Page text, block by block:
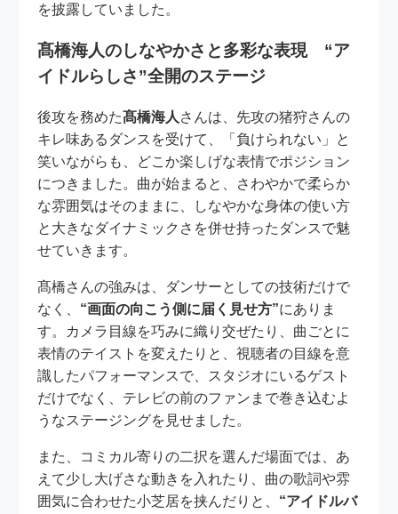
を披露していました。
髙橋海人のしなやかさと多彩な表現 “ア
イドルらしさ”全開のステージ
後攻を務めた髙橋海人 さんは、先攻の猪狩さんの
キレ味あるダンスを受けて、「負けられない」と
笑いながらも、どこか楽しげな表情でポジション
につきました。曲が始まると、さわやかで柔らか
な雰囲気はそのままに、しなやかな身体の使い方
と大きなダイナミックさを併せ持ったダンスで魅
せていきます。
髙橋さんの強みは、ダンサーとしての技術だけで
なく、 “画面の向こう側に届く見せ方”にありま
す。カメラ目線を巧みに織り交ぜたり、曲ごとに
表情のテイストを変えたりと、視聴者の目線を意
識したパフォーマンスで、スタジオにいるゲスト
だけでなく、テレビの前のファンまで巻き込むよ
うなステージングを見せました。
また、コミカル寄りの二択を選んだ場面では、あ
えて少し大げさな動きを入れたり、曲の歌詞や雰
囲気に合わせた小芝居を挟んだりと、 “アイドルバ